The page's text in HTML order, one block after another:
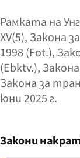
Рамката на
XV(5), Закона
1998 (Fot.),
(Ebktv.),
Закона за
юни 2025 г.
Закони